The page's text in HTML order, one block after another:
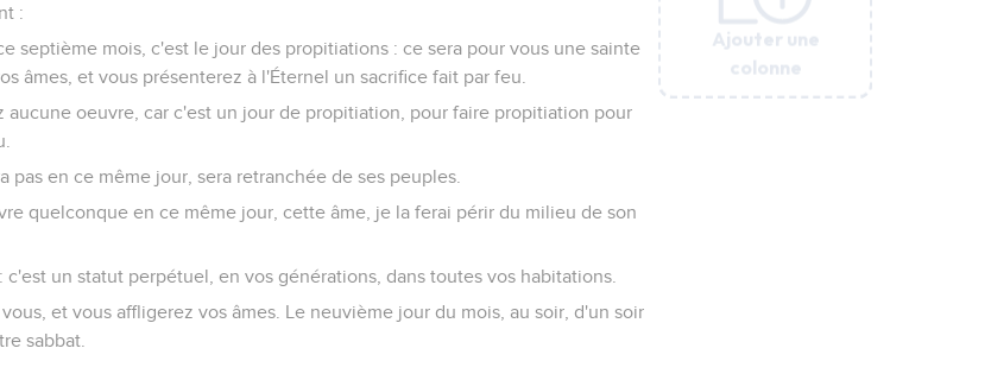
Ajouter une
colonne
:
septième mois, c'est le jour des propitiations : ce sera pour vous une sainte
âmes, et vous présenterez à l'Éternel un sacrifice fait par feu.
aucune oeuvre, car c'est un jour de propitiation, pour faire propitiation pour
pas en ce même jour, sera retranchée de ses peuples.
quelconque en ce même jour, cette âme, je la ferai périr du milieu de son
un statut perpétuel, en vos générations, dans toutes vos habitations.
et vous affligerez vos âmes. Le neuvième jour du mois, au soir, d'un soir
sabbat.
Ajouter une
colonne
Ajouter une
colonne
Ajouter une
colonne
Ajouter une
colonne